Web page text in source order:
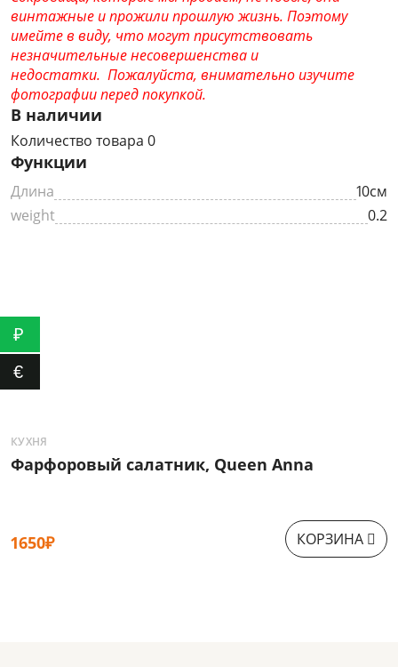
винтажные и прожили прошлую жизнь. Поэтому
имейте в виду, что могут присутствовать
незначительные несовершенства и
недостатки. Пожалуйста, внимательно изучите
фотографии перед покупкой.
В наличии
Количество товара 0
Функции
Длина
10см
weight
0.2
КУХНЯ
Фарфоровый салатник, Queen Anna
1650₽ КОРЗИНА
₽
€